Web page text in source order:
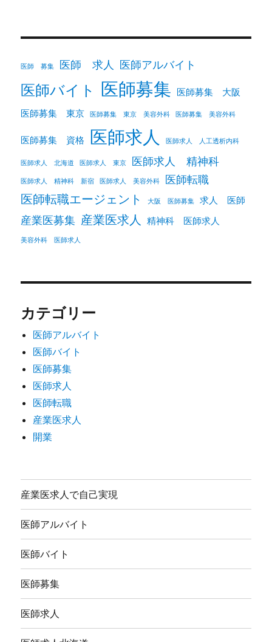
医師 募集 医師 求人 医師アルバイト
医師バイト 医師募集 医師募集 大阪
医師募集 東京
医師募集 東京 美容外科 医師募集 美容外科
医師募集 資格 医師求人 医師求人 人工透析内科
医師求人 北海道 医師求人 東京 医師求人 精神科
医師求人 精神科 新宿 医師求人 美容外科 医師転職
医師転職エージェント 大阪 医師募集 求人 医師
産業医募集 産業医求人 精神科 医師求人
美容外科 医師求人
カテゴリー
医師アルバイト
医師バイト
医師募集
医師求人
医師転職
産業医求人
開業
産業医求人で自己実現
医師アルバイト
医師バイト
医師募集
医師求人